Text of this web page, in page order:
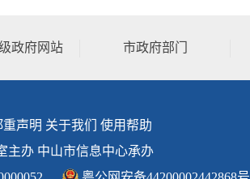
政府网站 市政府部门
重声明 关于我们
使用帮助
主办 中山市信息中心承办